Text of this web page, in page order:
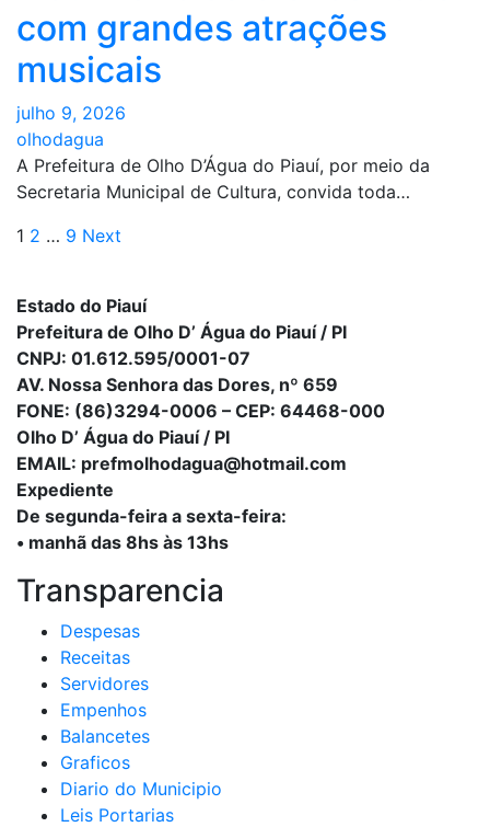
com grandes atrações
musicais
julho 9, 2026
olhodagua
A Prefeitura de Olho D’Água do Piauí, por meio da
Secretaria Municipal de Cultura, convida toda…
Paginação
posts
1 2 … 9 Next
Estado do Piauí
Prefeitura de Olho D’ Água do Piauí / PI
CNPJ: 01.612.595/0001-07
AV. Nossa Senhora das Dores, nº 659
FONE: (86)3294-0006 – CEP: 64468-000
Olho D’ Água do Piauí / PI
EMAIL: prefmolhodagua@hotmail.com
Expediente
De segunda-feira a sexta-feira:
• manhã das 8hs às 13hs
Transparencia
Despesas
Receitas
Servidores
Empenhos
Balancetes
Graficos
Diario do Municipio
Leis Portarias